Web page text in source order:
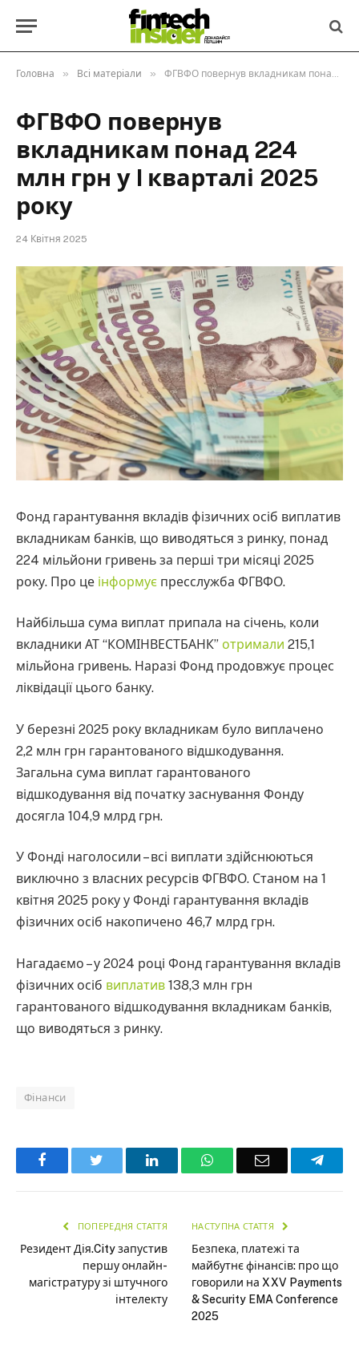
Головна » Всі матеріали » ФГВФО повернув вкладникам понад 224 млн грн у I кварталі 2025 року
ФГВФО повернув
вкладникам понад 224
млн грн у I кварталі 2025
року
24 Квітня 2025
Фонд гарантування вкладів фізичних осіб виплатив
вкладникам банків, що виводяться з ринку, понад
224 мільйони гривень за перші три місяці 2025
року. Про це інформує пресслужба ФГВФО.
Найбільша сума виплат припала на січень, коли
вкладники АТ “КОМІНВЕСТБАНК” отримали 215,1
мільйона гривень. Наразі Фонд продовжує процес
ліквідації цього банку.
У березні 2025 року вкладникам було виплачено
2,2 млн грн гарантованого відшкодування.
Загальна сума виплат гарантованого
відшкодування від початку заснування Фонду
досягла 104,9 млрд грн.
У Фонді наголосили – всі виплати здійснюються
виключно з власних ресурсів ФГВФО. Станом на 1
квітня 2025 року у Фонді гарантування вкладів
фізичних осіб накопичено 46,7 млрд грн.
Нагадаємо – у 2024 році Фонд гарантування вкладів
фізичних осіб виплатив 138,3 млн грн
гарантованого відшкодування вкладникам банків,
що виводяться з ринку.
Фінанси
Facebook LinkedInWhatsAppEmail
ПОПЕРЕДНЯ СТАТТЯ
Резидент Дія.City запустив
першу онлайн-
магістратуру зі штучного
інтелекту
НАСТУПНА СТАТТЯ
Безпека, платежі та
майбутнє фінансів: про що
говорили на XXV Payments
& Security EMA Conference
2025